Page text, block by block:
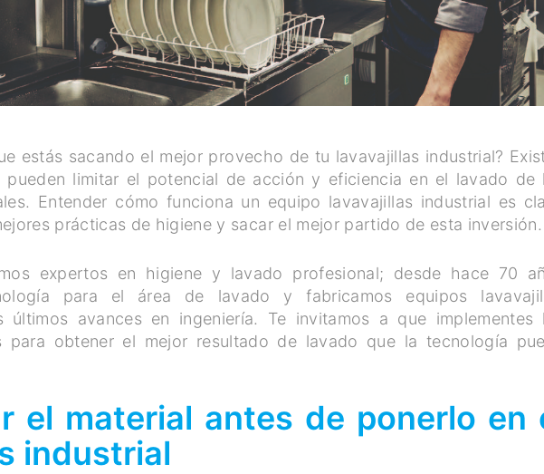
estás sacando el mejor provecho de tu lavavajillas industrial?
pueden limitar el potencial de acción y eficiencia en el lavado de
Entender cómo funciona un equipo lavavajillas industrial es
prácticas de higiene y sacar el mejor partido de esta inversión.
expertos en higiene y lavado profesional; desde hace 70
para el área de lavado y fabricamos equipos
últimos avances en ingeniería. Te invitamos a que implementes
para obtener el mejor resultado de lavado que la tecnología
el material antes de ponerlo en
industrial